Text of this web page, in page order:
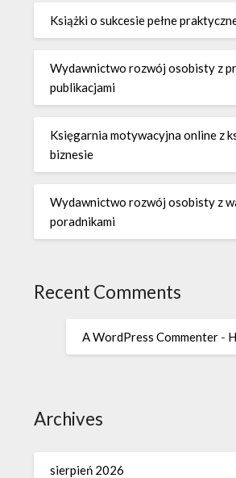
Książki o sukcesie pełne
Wydawnictwo rozwój osobisty z
publikacjami
Księgarnia motywacyjna online z
biznesie
Wydawnictwo rozwój osobisty z
poradnikami
Recent Comments
A WordPress Commenter -
Archives
sierpień 2026